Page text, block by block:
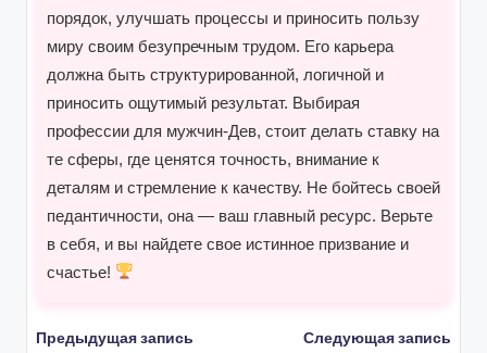
порядок, улучшать процессы и приносить пользу
миру своим безупречным трудом. Его карьера
должна быть структурированной, логичной и
приносить ощутимый результат. Выбирая
профессии для мужчин-Дев, стоит делать ставку на
те сферы, где ценятся точность, внимание к
деталям и стремление к качеству. Не бойтесь своей
педантичности, она — ваш главный ресурс. Верьте
в себя, и вы найдете свое истинное призвание и
счастье!
Навигация
Предыдущая запись Следующая запись